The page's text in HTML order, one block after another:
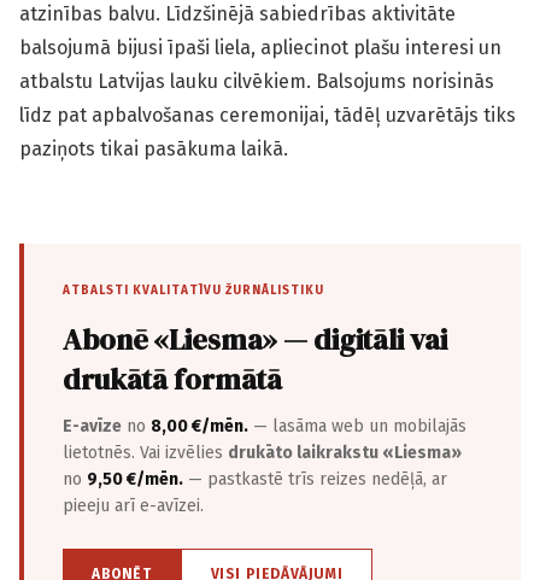
atzinības balvu. Līdzšinējā sabiedrības aktivitāte
balsojumā bijusi īpaši liela, apliecinot plašu interesi un
atbalstu Latvijas lauku cilvēkiem. Balsojums norisinās
līdz pat apbalvošanas ceremonijai, tādēļ uzvarētājs tiks
paziņots tikai pasākuma laikā.
ATBALSTI KVALITATĪVU ŽURNĀLISTIKU
Abonē «Liesma» — digitāli vai
drukātā formātā
E-avīze no 8,00 €/mēn. — lasāma web un mobilajās
lietotnēs. Vai izvēlies drukāto laikrakstu «Liesma»
no 9,50 €/mēn. — pastkastē trīs reizes nedēļā, ar
pieeju arī e-avīzei.
ABONĒT VISI PIEDĀVĀJUMI